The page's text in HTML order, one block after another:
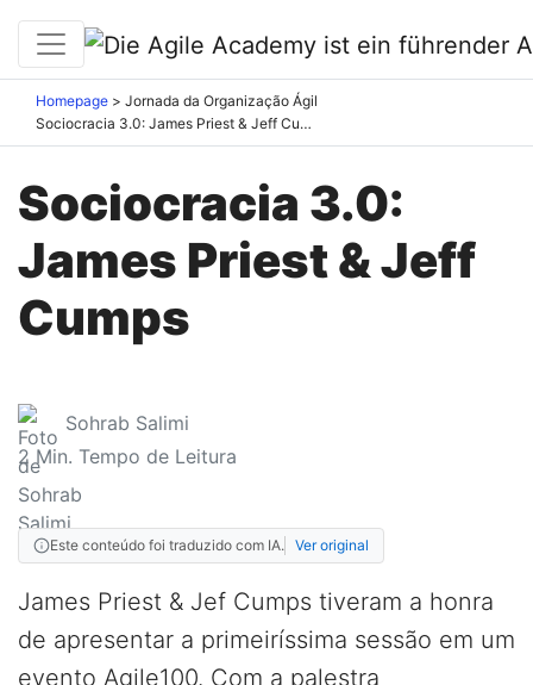
Homepage
Jornada da Organização Ágil
Sociocracia 3.0: James Priest & Jeff Cumps
Sociocracia 3.0:
James Priest & Jeff
Cumps
Sohrab Salimi
2Min. Tempo de Leitura
Este conteúdo foi traduzido com IA. Ver original
James Priest & Jef Cumps tiveram a honra
de apresentar a primeiríssima sessão em um
evento Agile100. Com a palestra